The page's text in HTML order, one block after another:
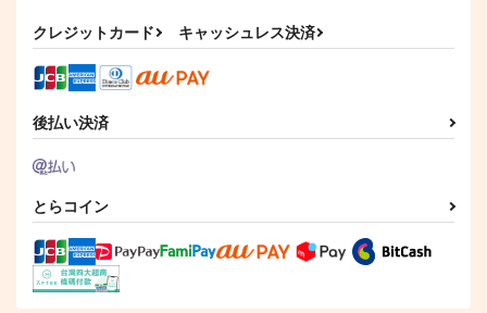
クレジットカード キャッシュレス決済
後払い決済
とらコイン